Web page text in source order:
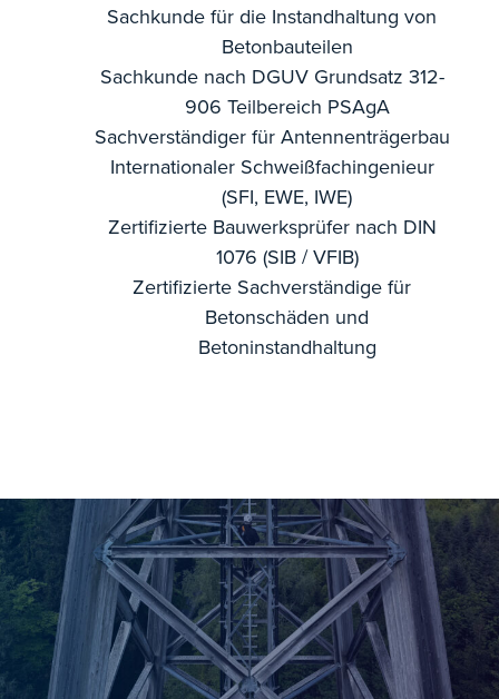
Sachkunde für die Instandhaltung von
Betonbauteilen
Sachkunde nach DGUV Grundsatz 312-
906 Teilbereich PSAgA
Sachverständiger für Antennenträgerbau
Internationaler Schweißfachingenieur
(SFI, EWE, IWE)
Zertifizierte Bauwerksprüfer nach DIN
1076 (SIB / VFIB)
Zertifizierte Sachverständige für
Betonschäden und
Betoninstandhaltung